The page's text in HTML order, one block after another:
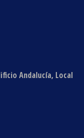
Andalucía, Local